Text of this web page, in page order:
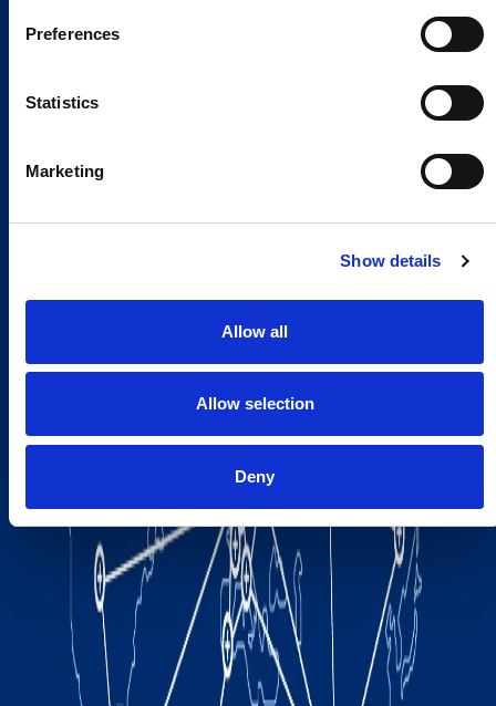
Preferences
Statistics
Marketing
Show details
Allow all
Allow selection
Deny